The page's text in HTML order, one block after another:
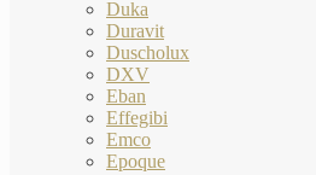
Duka
Duravit
Duscholux
DXV
Eban
Effegibi
Emco
Epoque